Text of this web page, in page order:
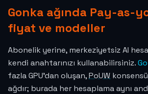
Gonka ağında Pay-as-
fiyat ve modeller
Abonelik yerine, merkeziyetsiz AI
kendi anahtarınızı kullanabilirsiniz.
fazla GPU'dan oluşan,PoUW
ağdır; burada her hesaplama aynı